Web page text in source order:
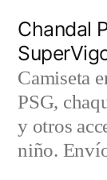
contenido
Chandal
Camiseta
PSG,
y otros
niño.